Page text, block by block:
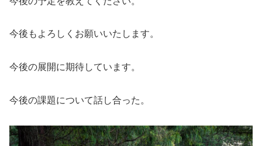
今後もよろしくお願いいたします。
今後の展開に期待しています。
今後の課題について話し合った。